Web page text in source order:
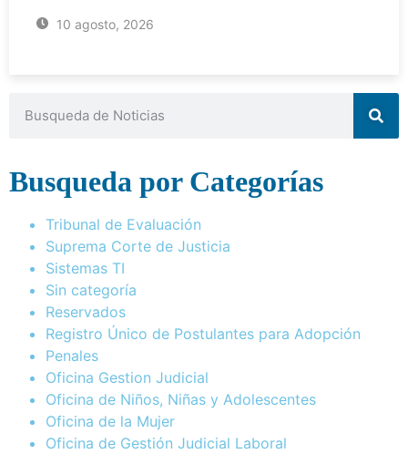
10 agosto, 2026
Busqueda por Categorías
Tribunal de Evaluación
Suprema Corte de Justicia
Sistemas TI
Sin categoría
Reservados
Registro Único de Postulantes para Adopción
Penales
Oficina Gestion Judicial
Oficina de Niños, Niñas y Adolescentes
Oficina de la Mujer
Oficina de Gestión Judicial Laboral